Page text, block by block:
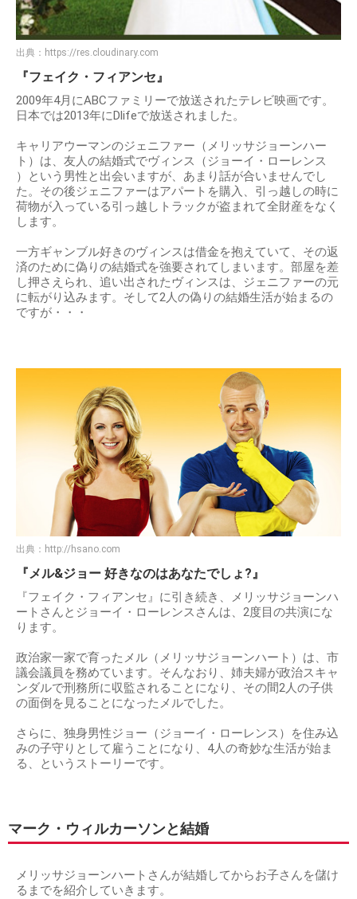
出典： https://res.cloudinary.com
『フェイク・フィアンセ』
2009年4月にABCファミリーで放送されたテレビ映画です。
日本では2013年にDlifeで放送されました。
キャリアウーマンのジェニファー（メリッサジョーンハー
ト）は、友人の結婚式でヴィンス（ジョーイ・ローレンス
）という男性と出会いますが、あまり話が合いませんでし
た。その後ジェニファーはアパートを購入、引っ越しの時に
荷物が入っている引っ越しトラックが盗まれて全財産をなく
します。
一方ギャンブル好きのヴィンスは借金を抱えていて、その返
済のために偽りの結婚式を強要されてしまいます。部屋を差
し押さえられ、追い出されたヴィンスは、ジェニファーの元
に転がり込みます。そして2人の偽りの結婚生活が始まるの
ですが・・・
出典： http://hsano.com
『メル&ジョー 好きなのはあなたでしょ?』
『フェイク・フィアンセ』に引き続き、メリッサジョーンハ
ートさんとジョーイ・ローレンスさんは、2度目の共演にな
ります。
政治家一家で育ったメル（メリッサジョーンハート）は、市
議会議員を務めています。そんなおり、姉夫婦が政治スキャ
ンダルで刑務所に収監されることになり、その間2人の子供
の面倒を見ることになったメルでした。
さらに、独身男性ジョー（ジョーイ・ローレンス）を住み込
みの子守りとして雇うことになり、4人の奇妙な生活が始ま
る、というストーリーです。
マーク・ウィルカーソンと結婚
メリッサジョーンハートさんが結婚してからお子さんを儲け
るまでを紹介していきます。